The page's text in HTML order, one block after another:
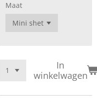
Maat
In
winkelwagen